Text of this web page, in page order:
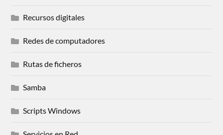
Recursos digitales
Redes de computadores
Rutas de ficheros
Samba
Scripts Windows